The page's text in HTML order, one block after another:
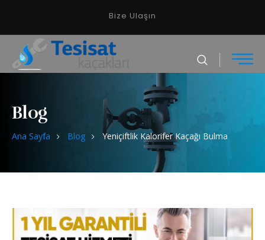
Bize Ulaşın
Blog
Ana Sayfa Blog Yeniçiftlik Kalorifer Kaçağı Bulma